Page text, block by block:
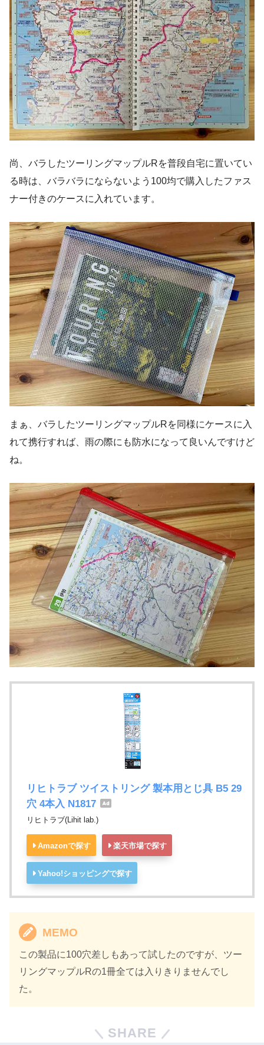
尚、バラしたツーリングマップルRを普段自宅に置いてい
る時は、バラバラにならないよう100均で購入したファス
ナー付きのケースに入れています。
まぁ、バラしたツーリングマップルRを同様にケースに入
れて携行すれば、雨の際にも防水になって良いんですけど
ね。
リヒトラブ ツイストリング 製本用とじ具 B5 29
穴 4本入 N1817
リヒトラブ(Lihit lab.)
Amazonで探す 楽天市場で探す
Yahoo!ショッピングで探す
MEMO
この製品に100穴差しもあって試したのですが、ツー
リングマップルRの1冊全ては入りきりませんでし
た。
SHARE